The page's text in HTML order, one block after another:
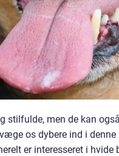
stilfulde, men de kan
os dybere ind i
er interesseret i hvide